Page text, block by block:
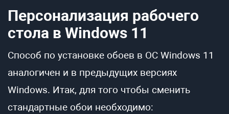
Персонализация рабочего
стола в Windows 11
Способ по установке обоев в ОС Windows 11
аналогичен и в предыдущих версиях
Windows. Итак, для того чтобы сменить
стандартные обои необходимо: